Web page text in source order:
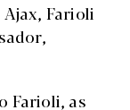
Farioli
Farioli, as